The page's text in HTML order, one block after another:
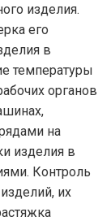
изделия.
его
в
температуры
органов
на
изделия в
Контроль
их